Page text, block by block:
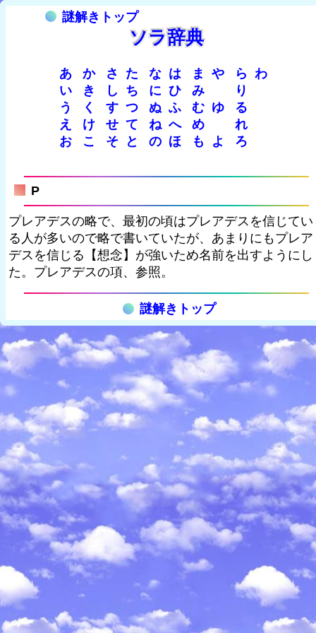
謎解きトップ
ソラ辞典
あ か さ た な は ま や ら わ
い
き し ち に ひ み
り
う
く す つ ぬ ふ む ゆ
る
え
け せ て ね へ め
れ
お
こ そ と の ほ も よ ろ
P
プレアデスの略で、最初の頃はプレアデスを信じてい
る人が多いので略で書いていたが、あまりにもプレア
デスを信じる【想念】が強いため名前を出すようにし
た。プレアデスの項、参照。
謎解きトップ